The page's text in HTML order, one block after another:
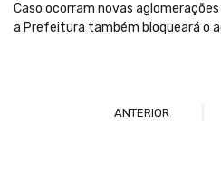
Caso ocorram novas
a Prefeitura também bloqueará o
ANTERIOR